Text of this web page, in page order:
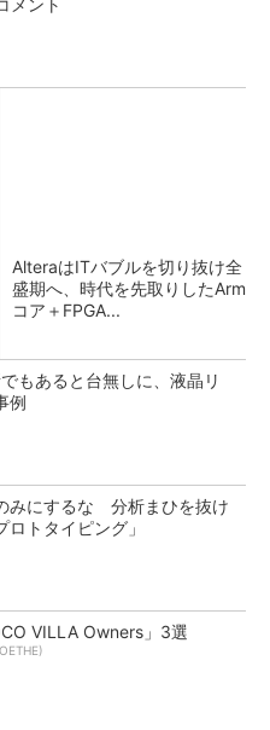
メント
AlteraはITバブルを切り抜け全
盛期へ、時代を先取りしたArm
コア＋FPGA...
もあると台無しに、液晶リ
例
みにするな 分析まひを抜け
トタイピング」
VILLA Owners」3選